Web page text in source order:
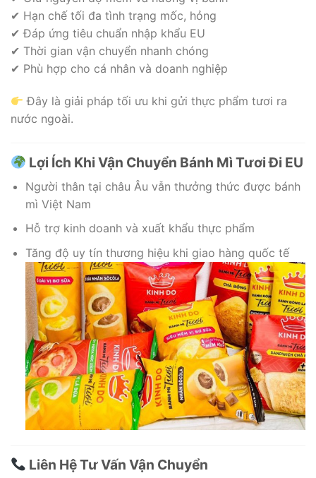
✔ Hạn chế tối đa tình trạng mốc, hỏng
✔ Đáp ứng tiêu chuẩn nhập khẩu EU
✔ Thời gian vận chuyển nhanh chóng
✔ Phù hợp cho cá nhân và doanh nghiệp
Đây là giải pháp tối ưu khi gửi thực phẩm tươi ra
nước ngoài.
Lợi Ích Khi Vận Chuyển Bánh Mì Tươi Đi EU
Người thân tại châu Âu vẫn thưởng thức được bánh
mì Việt Nam
Hỗ trợ kinh doanh và xuất khẩu thực phẩm
Tăng độ uy tín thương hiệu khi giao hàng quốc tế
Liên Hệ Tư Vấn Vận Chuyển